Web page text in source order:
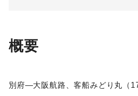
概要
別府―大阪航路、客船みどり丸（